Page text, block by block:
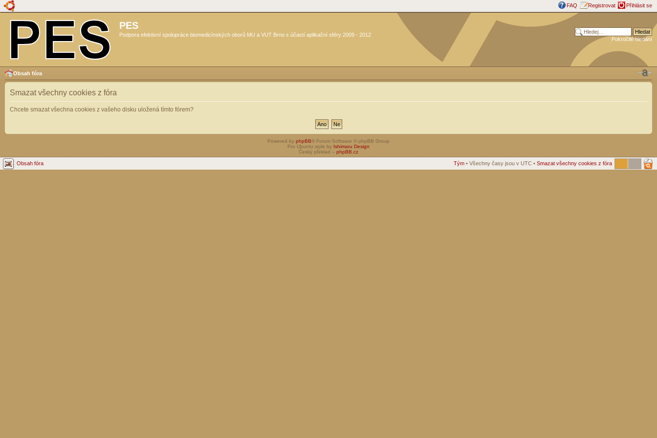
FAQ Registrovat Přihlásit se
PES
Podpora efektivní spolupráce biomedicínských oborů MU a VUT Brno s účastí aplikační sféry 2009 - 2012
Pokročilé hledání
Obsah fóra
Smazat všechny cookies z fóra
Chcete smazat všechna cookies z vašeho disku uložená tímto fórem?
Powered by phpBB® Forum Software © phpBB Group
Pro Ubuntu style by Ishimaru Design
Český překlad – phpBB.cz
Obsah fóra Tým • Všechny časy jsou v UTC • Smazat všechny cookies z fóra